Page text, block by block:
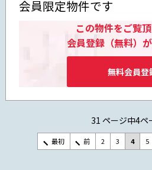
会員限定物件です
この物件をご覧頂
会員登録（無料）が
無料会員登
31 ページ中4ペ
最初 前 2 3 4 5